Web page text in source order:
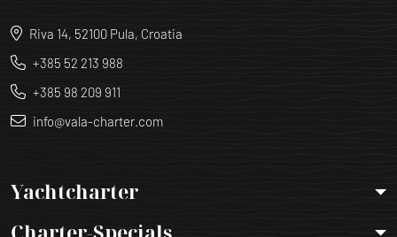
Riva 14, 52100 Pula, Croatia
+385 52 213 988
+385 98 209 911
info@vala-charter.com
Yachtcharter